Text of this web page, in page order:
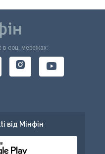
в соц. мережах:
від Мінфін